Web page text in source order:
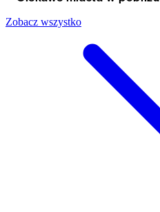
Zobacz wszystko